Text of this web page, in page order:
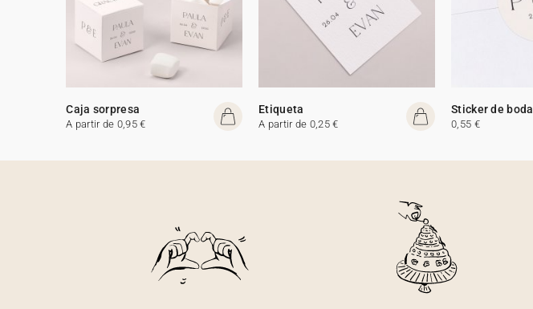
Caja sorpresa
A partir de 0,95 €
Etiqueta
A partir de 0,25 €
Sticker de boda
0,55 €